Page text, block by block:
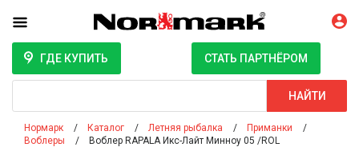
ГДЕ КУПИТЬ СТАТЬ ПАРТНЁРОМ
НАЙТИ
Нормарк Каталог Летняя рыбалка
Приманки
Воблеры
Воблер RAPALA Икс-Лайт Минноу 05 /ROL